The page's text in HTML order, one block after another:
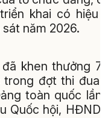
triển khai có hiệu
năm 2026.
khen thưởng
đợt thi đua
toàn quốc
Quốc hội, HĐND